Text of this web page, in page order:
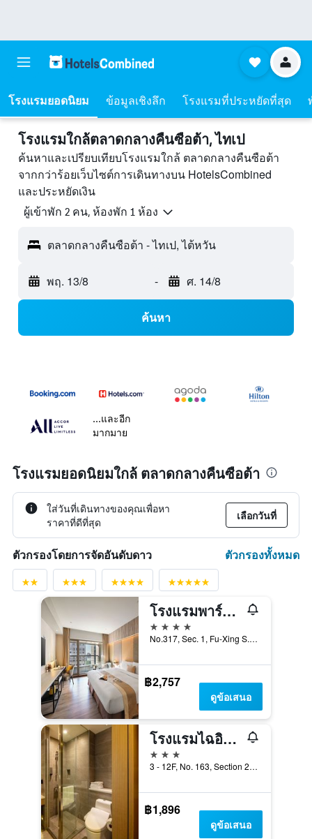
โรงแรมยอดนิยม ข้อมูลเชิงลึก โรงแรมที่ประหยัดที่สุด
โรงแรมใกล้ตลาดกลางคืนซือต้า, ไทเป
ค้นหาและเปรียบเทียบโรงแรมใกล้ ตลาดกลางคืนซือต้า
จากกว่าร้อยเว็บไซต์การเดินทางบน HotelsCombined
และประหยัดเงิน
ผู้เข้าพัก 2 คน, ห้องพัก 1 ห้อง
ตลาดกลางคืนซือต้า - ไทเป, ไต้หวัน
พฤ. 13/8 - ศ. 14/8
ค้นหา
...และอีก
มากมาย
โรงแรมยอดนิยมใกล้ ตลาดกลางคืนซือต้า
ใส่วันที่เดินทางของคุณเพื่อหา
ราคาที่ดีที่สุด
เลือกวันที่
ตัวกรองโดยการจัดอันดับดาว ตัวกรองทั้งหมด
โรงแรมพาร์ค ไทเป
4 ดาว
No.317, Sec. 1, Fu-Xing S. Rd., ไทเป, ไต้หวัน
฿2,757
ดูข้อเสนอ
โรงแรมไฉอิน - ตงเหมิน
3 ดาว
3 - 12F, No. 163, Section 2, Xinyi Road, ไทเป, ไต้หวัน
฿1,896
ดูข้อเสนอ